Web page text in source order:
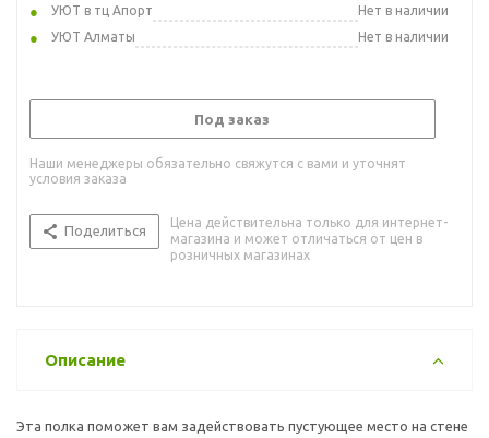
УЮТ в тц Апорт
Нет в наличии
УЮТ Алматы
Нет в наличии
Под заказ
Наши менеджеры обязательно свяжутся с вами и уточнят
условия заказа
Поделиться
Цена действительна только для интернет-
магазина и может отличаться от цен в
розничных магазинах
Описание
Эта полка поможет вам задействовать пустующее место на стене